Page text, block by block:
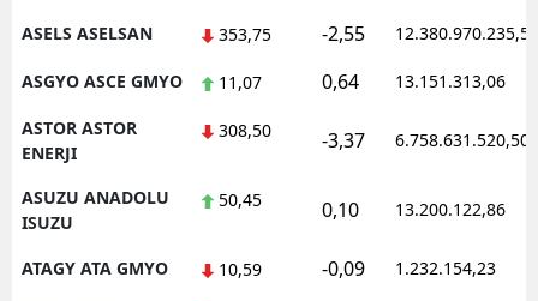
ASELS ASELSAN 353,75 -2,55 12.380.970.235,50
ASGYO ASCE GMYO 11,07 0,64 13.151.313,06
ASTOR ASTOR
ENERJI
308,50 -3,37 6.758.631.520,50
ASUZU ANADOLU
ISUZU
50,45 0,10 13.200.122,86
ATAGY ATA GMYO 10,59 -0,09 1.232.154,23